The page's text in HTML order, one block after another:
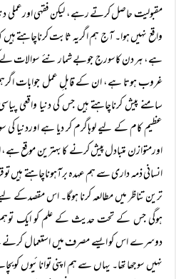
مقبولیت حاصل کرتے رہے، لیکن فقہی اورعملی
واقع نہیں ہوا۔ آج ہم اگریہ ثابت کرناچاہتے ہیں
ہے، ہر دن کاسورج جوبے شمار نئے سوالات لے کر
غروب ہوتا ہے، ان کے قابلِ عمل جوابات
سامنے پیش کرناچاہتے ہیں جس کی دنیا واقعی
عظیم کام کے لیے لوہاگرم کر دیا ہے اوردنیا
اورمتوازن متبادل پیش کرنے کا بہترین موقع
انسانی ذمہ داری سے ہم عہدہ برآہوناچاہتے
ترین تناظر میں مطالعہ کرنا ہوگا۔ اس مقصدکے
ہوگی جس کے تحت حدیث کے علم کو ایک
دوسرے اس کو ایسے مصرف میں استعمال کرنے
نہیں سوجھا تھا۔ یہاں سے ہم اپنی توانائیوں